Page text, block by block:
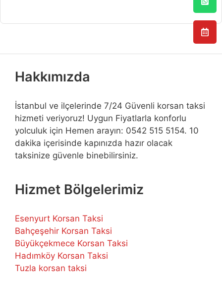
Hakkımızda
İstanbul ve ilçelerinde 7/24 Güvenli korsan taksi
hizmeti veriyoruz! Uygun Fiyatlarla konforlu
yolculuk için Hemen arayın: 0542 515 5154. 10
dakika içerisinde kapınızda hazır olacak
taksinize güvenle binebilirsiniz.
Hizmet Bölgelerimiz
Esenyurt Korsan Taksi
Bahçeşehir Korsan Taksi
Büyükçekmece Korsan Taksi
Hadımköy Korsan Taksi
Tuzla korsan taksi